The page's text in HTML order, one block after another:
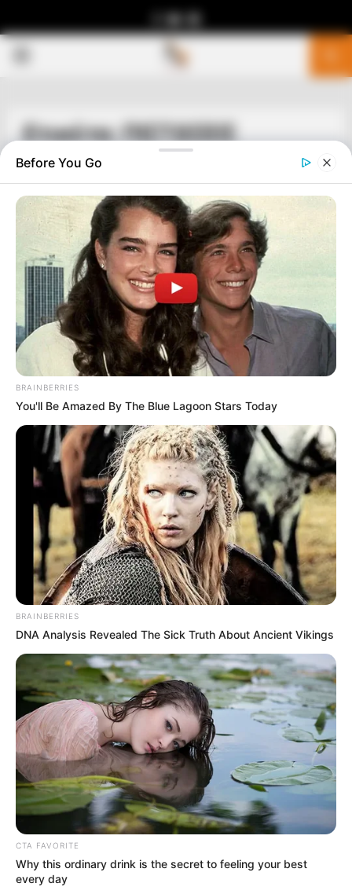
Ετικέτα: ΠΙΣΤΩΣΕΙΣ
ΥΠΟΓΕΙΑ ΠΟΛΙΤΕΙΑ ΤΟΥ ΝΑΤΟ ΣΤΟΝ
ΘΕΣΣΑΛΙΚΟ ΚΑΜΠΟ
ΥΠΟΓΕΙΑ ΠΟΛΙΤΕΙΑ ΤΟΥ ΝΑΤΟ ΣΤΟΝ ΘΕΣΣΑΛΙΚΟ ΚΑΜΠΟ
ΕΦΤΙΑΞΑΝ ΛΙΓΟ ΠΡΙΝ ΜΠΟΥΜΕ ΣΤΟΝ 21ο ΑΙΩΝΑ, ΟΠΩΣ ΜΑΣ
ΛΕΕΙ ΤΟ ΑΡΘΡΟ ΤΟΥ 1999 ΠΟΥ ΑΝΑΚΑΛΥΨΑ
ΨΑΧΝΟΝΤΑΣ…… ΓΙΑ...
ΚΟΙΝΩΝΙΚΑ ΔΙΚΤΥΑ
FACEBOOK ΑΡΈΣΕΙ
YOUTUBE ΕΓΓΡΑΦΕΊΤΕ
EMAIL ΑΚΟΛΟΥΘΉΣΤΕ
Before You Go
BRAINBERRIES
You'll Be Amazed By The Blue Lagoon Stars Today
BRAINBERRIES
DNA Analysis Revealed The Sick Truth About Ancient Vikings
CTA FAVORITE
Why this ordinary drink is the secret to feeling your best
every day